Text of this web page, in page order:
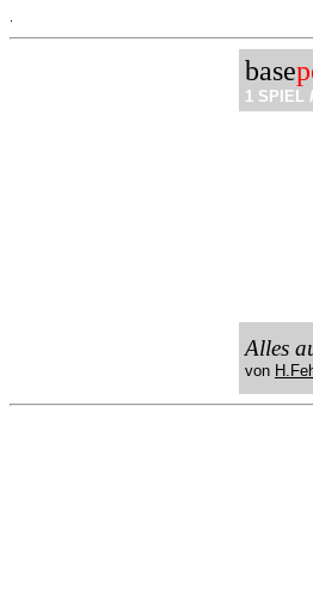
base
1 SPIEL
Alles
von